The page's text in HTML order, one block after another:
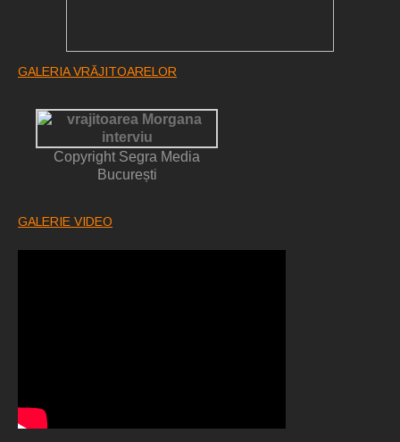
GALERIA VRĂJITOARELOR
Copyright Segra Media
București
GALERIE VIDEO